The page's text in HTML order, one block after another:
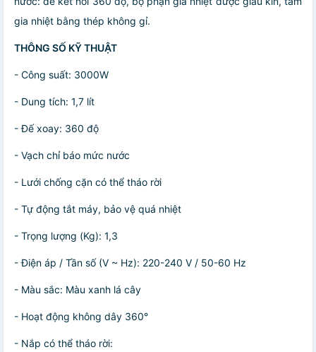
gia nhiệt bằng thép không gỉ.
THÔNG SỐ KỸ THUẬT
- Công suất: 3000W
- Dung tích: 1,7 lít
- Đế xoay: 360 độ
- Vạch chỉ báo mức nước
- Lưới chống cặn có thể tháo rời
- Tự động tắt máy, bảo vệ quá nhiệt
- Trọng lượng (Kg): 1,3
- Điện áp / Tần số (V ~ Hz): 220-240 V / 50-60 Hz
- Màu sắc: Màu xanh lá cây
- Hoạt động không dây 360°
- Nắp có thể tháo rời: